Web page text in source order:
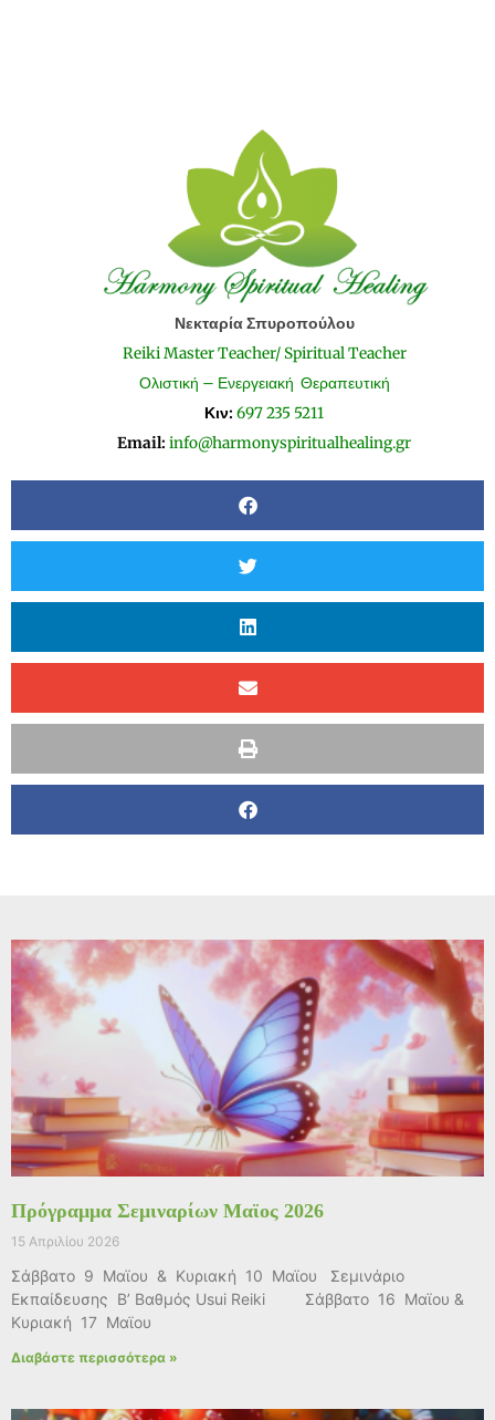
Νεκταρία Σπυροπούλου
Reiki Master Teacher/ Spiritual Teacher
Ολιστική – Ενεργειακή Θεραπευτική
Κιν: 697 235 5211
Email: info@harmonyspiritualhealing.gr
Πρόγραμμα Σεμιναρίων Μαϊος 2026
15 Απριλίου 2026
Σάββατο 9 Μαϊου & Κυριακή 10 Μαϊου Σεμινάριο
Εκπαίδευσης Β’ Βαθμός Usui Reiki Σάββατο 16 Μαϊου &
Κυριακή 17 Μαϊου
Διαβάστε περισσότερα »